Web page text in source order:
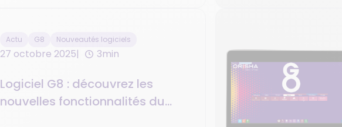
Actu G8 Nouveautés logiciels
27 octobre 2025 3min
Logiciel G8 : découvrez les
nouvelles fonctionnalités du